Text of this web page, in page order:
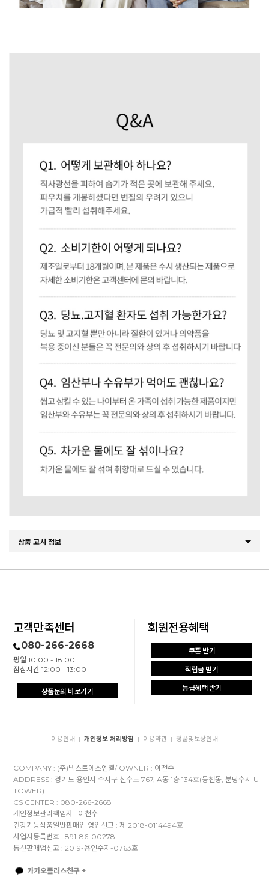
상품 고시 정보
고객만족센터
080-266-2668
평일 10:00 - 18:00
점심시간 12:00 - 13:00
상품문의 바로가기
회원전용혜택
쿠폰 받기
적립금 받기
등급혜택 받기
이용안내 | 개인정보 처리방침 | 이용약관 | 정품및보상안내
COMPANY : (주)넥스트에스엔엘/ OWNER : 이천수
ADDRESS : 경기도 용인시 수지구 신수로 767, A동 1층 134호(동천동, 분당수지 U-
TOWER)
CS CENTER : 080-266-2668
개인정보관리책임자 : 이천수
건강기능식품일반판매업 영업신고 : 제 2018-0114494호
사업자등록번호 : 891-86-00278
통신판매업신고 : 2019-용인수지-0763호
카카오플러스친구 +